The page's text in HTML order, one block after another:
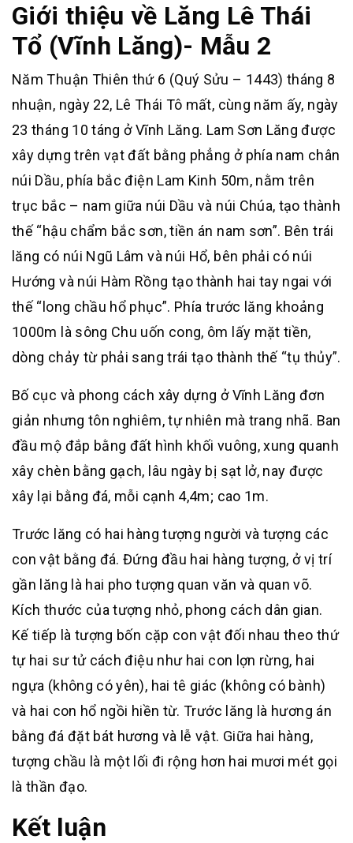
Giới thiệu về Lăng Lê Thái
Tổ (Vĩnh Lăng)- Mẫu 2
Năm Thuận Thiên thứ 6 (Quý Sửu – 1443) tháng 8
nhuận, ngày 22, Lê Thái Tô mất, cùng năm ấy, ngày
23 tháng 10 táng ở Vĩnh Lăng. Lam Sơn Lăng được
xây dựng trên vạt đất bằng phẳng ở phía nam chân
núi Dầu, phía bắc điện Lam Kinh 50m, nằm trên
trục bắc – nam giữa núi Dầu và núi Chúa, tạo thành
thế “hậu chẩm bắc sơn, tiền án nam sơn”. Bên trái
lăng có núi Ngũ Lâm và núi Hổ, bên phải có núi
Hướng và núi Hàm Rồng tạo thành hai tay ngai với
thế “long chầu hổ phục”. Phía trước lăng khoảng
1000m là sông Chu uốn cong, ôm lấy mặt tiền,
dòng chảy từ phải sang trái tạo thành thế “tụ thủy”.
Bố cục và phong cách xây dựng ở Vĩnh Lăng đơn
giản nhưng tôn nghiêm, tự nhiên mà trang nhã. Ban
đầu mộ đắp bằng đất hình khối vuông, xung quanh
xây chèn bằng gạch, lâu ngày bị sạt lở, nay được
xây lại bằng đá, mỗi cạnh 4,4m; cao 1m.
Trước lăng có hai hàng tượng người và tượng các
con vật bằng đá. Đứng đầu hai hàng tượng, ở vị trí
gần lăng là hai pho tượng quan văn và quan võ.
Kích thước của tượng nhỏ, phong cách dân gian.
Kế tiếp là tượng bốn cặp con vật đối nhau theo thứ
tự hai sư tử cách điệu như hai con lợn rừng, hai
ngựa (không có yên), hai tê giác (không có bành)
và hai con hổ ngồi hiền từ. Trước lăng là hương án
bằng đá đặt bát hương và lễ vật. Giữa hai hàng,
tượng chầu là một lối đi rộng hơn hai mươi mét gọi
là thần đạo.
Kết luận